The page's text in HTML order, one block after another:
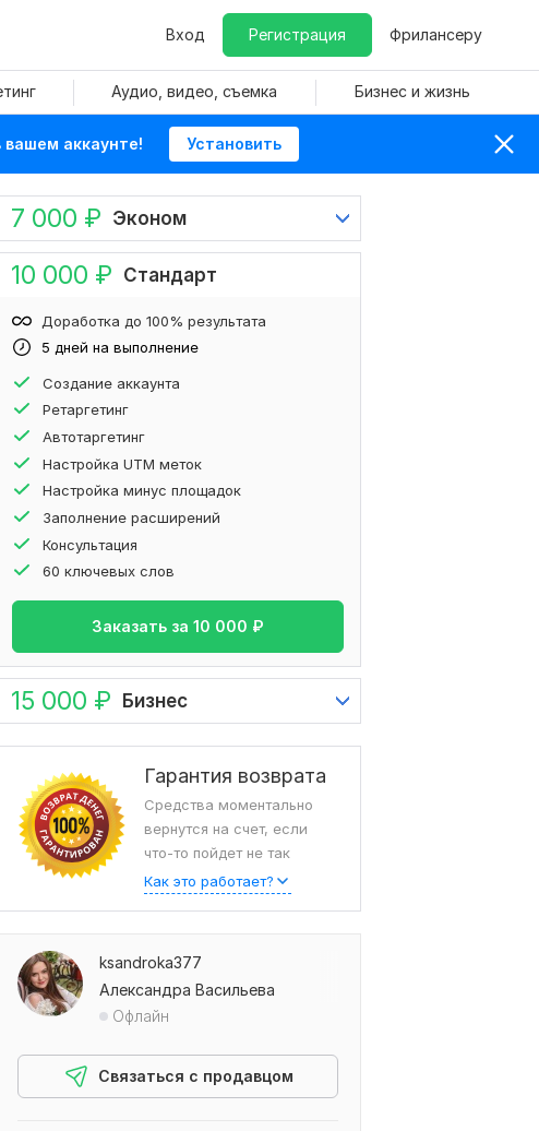
Вход Регистрация Фрилансеру
Аудио, видео, съемка Бизнес и жизнь
аккаунте! Установить
7 000 ₽ Эконом
10 000 ₽ Стандарт
5 дней на выполнение
Доработка до 100% результата
Создание аккаунта
Ретаргетинг
Автотаргетинг
Настройка UTM меток
Настройка минус площадок
Заполнение расширений
Консультация
60 ключевых слов
Заказать за 10 000 ₽
15 000 ₽ Бизнес
Гарантия возврата
Средства моментально
вернутся на счет, если
что-то пойдет не так
Как это работает?
ksandroka377
Александра Васильева
Офлайн
Связаться с продавцом